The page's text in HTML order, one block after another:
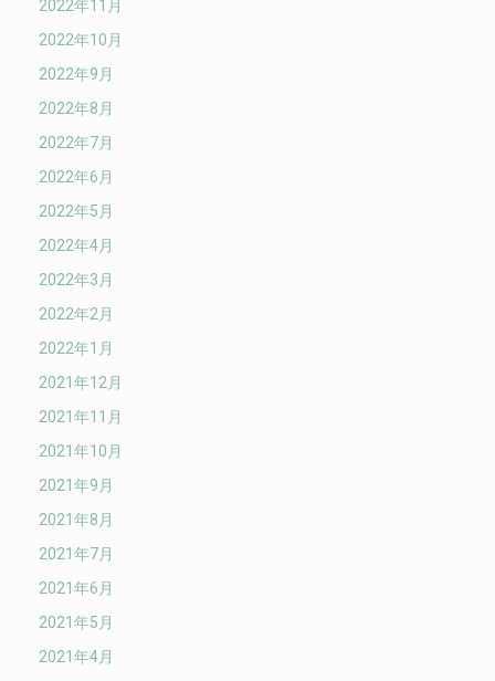
2022年11月
2022年10月
2022年9月
2022年8月
2022年7月
2022年6月
2022年5月
2022年4月
2022年3月
2022年2月
2022年1月
2021年12月
2021年11月
2021年10月
2021年9月
2021年8月
2021年7月
2021年6月
2021年5月
2021年4月